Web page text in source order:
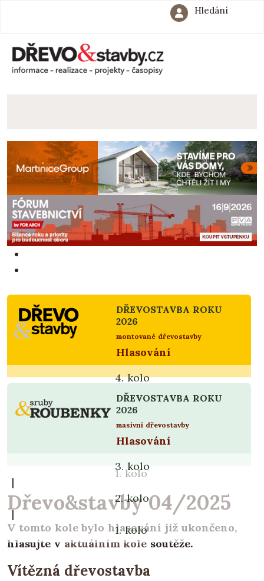
Hledání
DŘEVOSTAVBA ROKU
2026
montované dřevostavby
Hlasování
4. kolo
3. kolo
2. kolo
1. kolo
DŘEVOSTAVBA ROKU
2026
masivní dřevostavby
Hlasování
3. kolo
|
2. kolo
|
1. kolo
Dřevo&stavby 04/2025
V tomto kole bylo hlasování již ukončeno,
hlasujte v aktuálním kole soutěže.
Vítězná dřevostavba